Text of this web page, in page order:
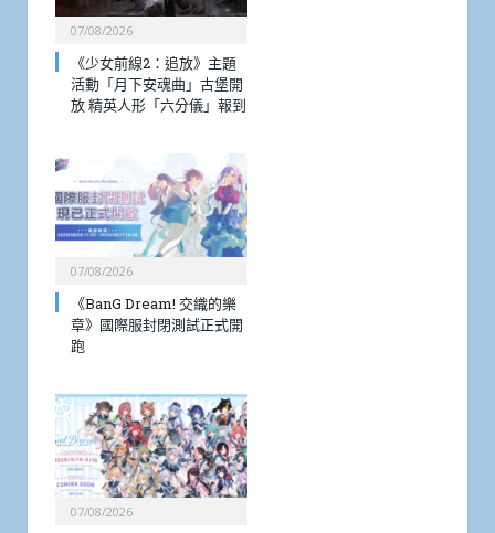
07/08/2026
《少女前線2：追放》主題
活動「月下安魂曲」古堡開
放 精英人形「六分儀」報到
07/08/2026
《BanG Dream! 交織的樂
章》國際服封閉測試正式開
跑
07/08/2026